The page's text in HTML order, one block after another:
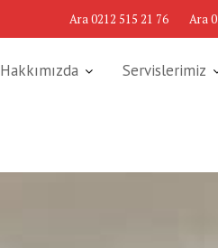
Ara 0212 515 21 76 Ara
Hakkımızda Servislerimiz